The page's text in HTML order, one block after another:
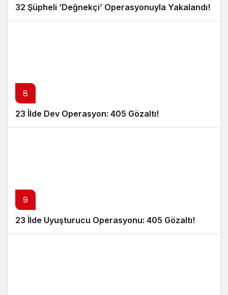
32 Şüpheli ‘Değnekçi’ Operasyonuyla Yakalandı!
8
23 İlde Dev Operasyon: 405 Gözaltı!
9
23 İlde Uyuşturucu Operasyonu: 405 Gözaltı!